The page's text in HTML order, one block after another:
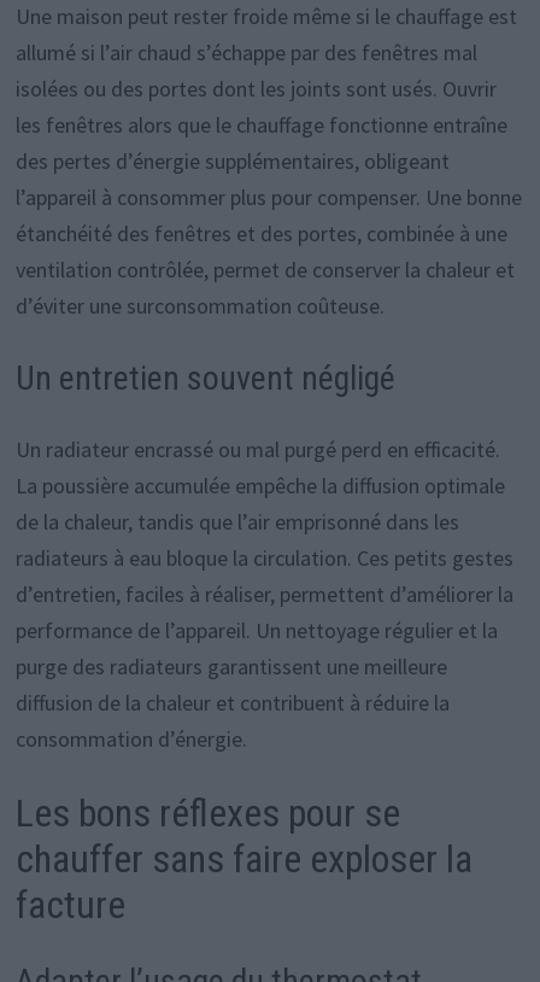
Une maison peut rester froide même si le chauffage est
allumé si l’air chaud s’échappe par des fenêtres mal
isolées ou des portes dont les joints sont usés. Ouvrir
les fenêtres alors que le chauffage fonctionne entraîne
des pertes d’énergie supplémentaires, obligeant
l’appareil à consommer plus pour compenser. Une bonne
étanchéité des fenêtres et des portes, combinée à une
ventilation contrôlée, permet de conserver la chaleur et
d’éviter une surconsommation coûteuse.
Un entretien souvent négligé
Un radiateur encrassé ou mal purgé perd en efficacité.
La poussière accumulée empêche la diffusion optimale
de la chaleur, tandis que l’air emprisonné dans les
radiateurs à eau bloque la circulation. Ces petits gestes
d’entretien, faciles à réaliser, permettent d’améliorer la
performance de l’appareil. Un nettoyage régulier et la
purge des radiateurs garantissent une meilleure
diffusion de la chaleur et contribuent à réduire la
consommation d’énergie.
Les bons réflexes pour se
chauffer sans faire exploser la
facture